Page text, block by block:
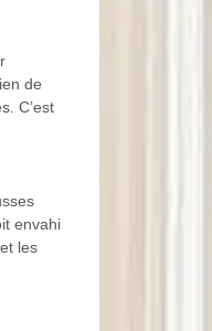
de
C’est
envahi
les